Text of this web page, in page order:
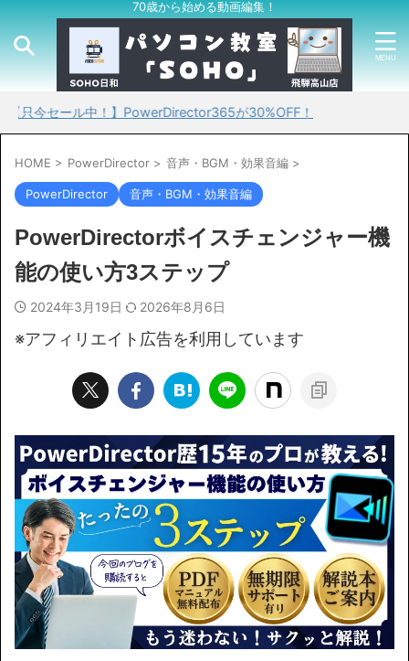
70歳から始める動画編集！
ル中！】PowerDirector365が30%OFF！
HOME > PowerDirector > 音声・BGM・効果音編 >
PowerDirector 音声・BGM・効果音編
PowerDirectorボイスチェンジャー機
能の使い方3ステップ
2024年3月19日 2026年8月6日
※アフィリエイト広告を利用しています